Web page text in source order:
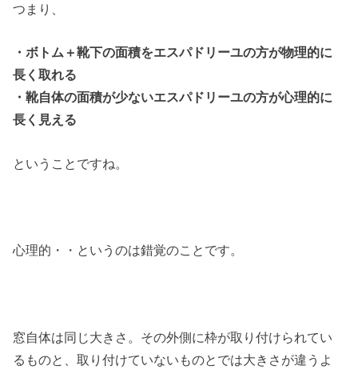
つまり、
・ボトム＋靴下の面積をエスパドリーユの方が物理的に
長く取れる
・靴自体の面積が少ないエスパドリーユの方が心理的に
長く見える
ということですね。
心理的・・というのは錯覚のことです。
窓自体は同じ大きさ。その外側に枠が取り付けられてい
るものと、取り付けていないものとでは大きさが違うよ